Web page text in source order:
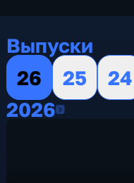
Выпуски
26
25 24
20262026